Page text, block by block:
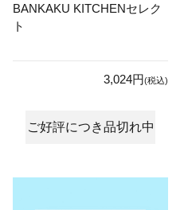
BANKAKU KITCHENセレク
ト
3,024円(税込)
ご好評につき品切れ中